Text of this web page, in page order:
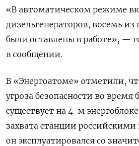
«В автоматическом режиме
дизельгенераторов, восемь
были оставлены в работе», —
в сообщении.
В «Энергоатоме» отметили,
угроза безопасности во время
существует на 4-м
захвата станции
он эксплуатировался со